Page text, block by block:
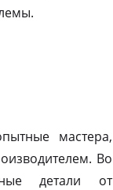
мастера,
Во
детали от